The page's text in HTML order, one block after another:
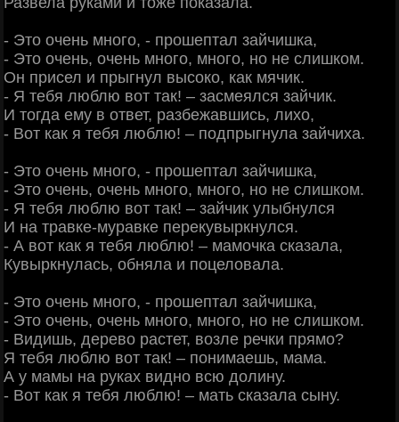
- Это очень много, - прошептал зайчишка,
- Это очень, очень много, много, но не слишком.
Он присел и прыгнул высоко, как мячик.
- Я тебя люблю вот так! – засмеялся зайчик.
И тогда ему в ответ, разбежавшись, лихо,
- Вот как я тебя люблю! – подпрыгнула зайчиха.
- Это очень много, - прошептал зайчишка,
- Это очень, очень много, много, но не слишком.
- Я тебя люблю вот так! – зайчик улыбнулся
И на травке-муравке перекувыркнулся.
- А вот как я тебя люблю! – мамочка сказала,
Кувыркнулась, обняла и поцеловала.
- Это очень много, - прошептал зайчишка,
- Это очень, очень много, много, но не слишком.
- Видишь, дерево растет, возле речки прямо?
Я тебя люблю вот так! – понимаешь, мама.
А у мамы на руках видно всю долину.
- Вот как я тебя люблю! – мать сказала сыну.